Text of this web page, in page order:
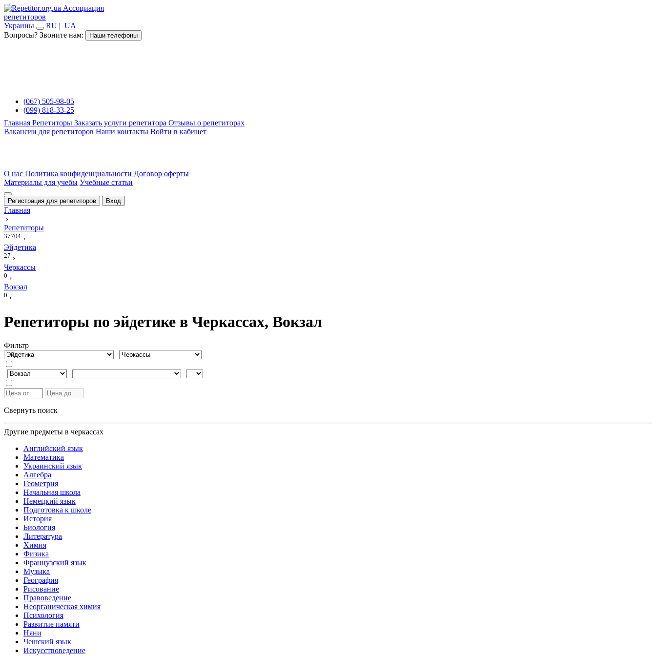
Ассоциация
репетиторов
Украины
RU | UA
Вопросы? Звоните нам:
Наши телефоны
(067) 505-98-05
(099) 818-33-25
Главная Репетиторы Заказать услуги репетитора Отзывы о репетиторах
Вакансии для репетиторов Наши контакты Войти в кабинет
О нас Политика конфиденциальности Договор оферты
Материалы для учебы Учебные статьи
Регистрация для репетиторов Вход
Главная
›
Репетиторы
37704 ›
Эйдетика
27 ›
Черкассы
0 ›
Вокзал
0 ›
Репетиторы по эйдетике в Черкассах, Вокзал
Фильтр
Свернуть поиск
Другие предметы в черкассах
Английский язык
Математика
Украинский язык
Алгебра
Геометрия
Начальная школа
Немецкий язык
Подготовка к школе
История
Биология
Литература
Химия
Физика
Французский язык
Музыка
География
Рисование
Правоведение
Неорганическая химия
Психология
Развитие памяти
Няни
Чешский язык
Искусствоведение